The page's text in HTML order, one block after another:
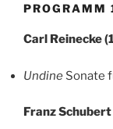
PROGRAMM
Carl Reinecke
Undine Sonate
Franz